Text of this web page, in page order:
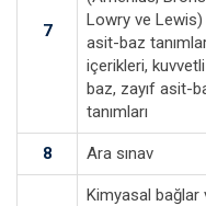
7
Lowry ve
asit-baz
içerikleri,
baz, zayıf asit-
tanımları
8 Ara sınav
Kimyasal bağlar